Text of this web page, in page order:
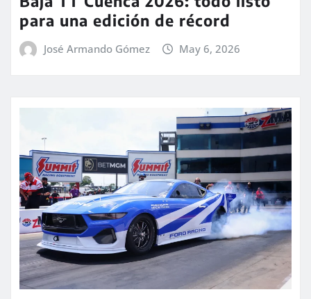
para una edición de récord
José Armando Gómez May 6, 2026